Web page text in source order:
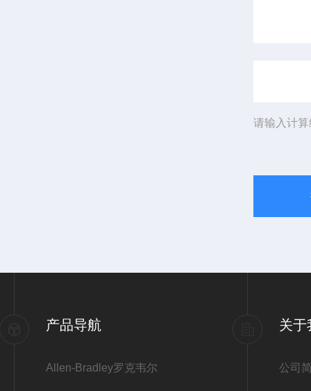
请输入计
产品导航
Allen-Bradley罗克韦尔
关于
公司